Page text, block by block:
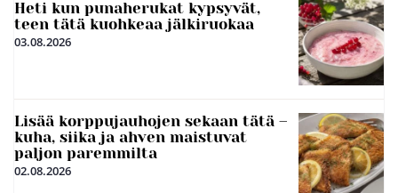
Heti kun punaherukat kypsyvät,
teen tätä kuohkeaa jälkiruokaa
03.08.2026
Lisää korppujauhojen sekaan tätä –
kuha, siika ja ahven maistuvat
paljon paremmilta
02.08.2026